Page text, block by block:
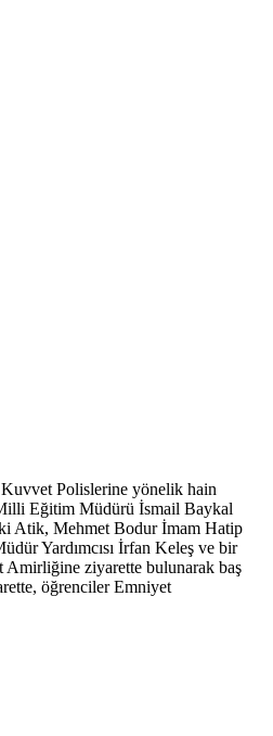
Polislerine yönelik hain
Eğitim Müdürü İsmail Baykal
Atik, Mehmet Bodur İmam Hatip
Yardımcısı İrfan Keleş ve bir
ziyarette bulunarak baş
öğrenciler Emniyet